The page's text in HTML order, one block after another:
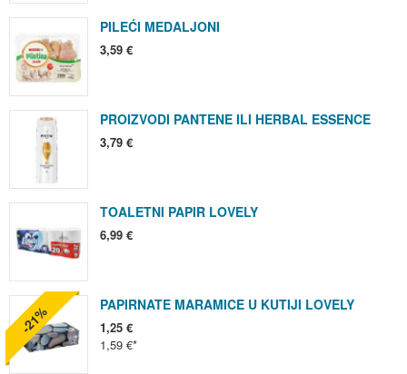
PILEĆI MEDALJONI
3,59 €
PROIZVODI PANTENE ILI HERBAL ESSENCE
3,79 €
TOALETNI PAPIR LOVELY
6,99 €
PAPIRNATE MARAMICE U KUTIJI LOVELY
1,25 €
1,59 €
-21%